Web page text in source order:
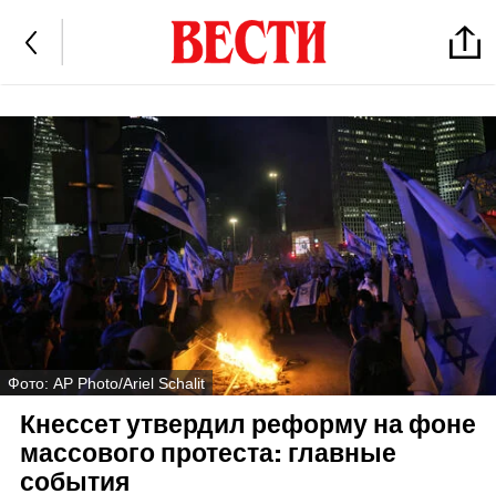
Фото: AP Photo/Ariel Schalit
Кнессет утвердил реформу на фоне
массового протеста: главные
события